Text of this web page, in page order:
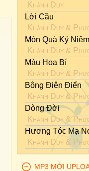
Khánh Duy
Lời Cầu
Khánh Duy &
Món Quà Kỷ Niệm
Khánh Duy &
Màu Hoa Bí
Khánh Duy &
Bông Điên Điển
Khánh Duy &
Dòng Đời
Khánh Duy &
Hương Tóc Mạ
Khánh Duy &
MP3 MỚI